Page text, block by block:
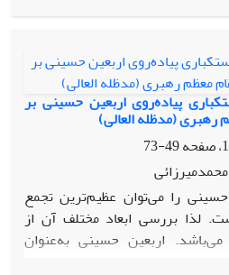
انقلاب اسلامی از یک سو در سطح
غربی را به صورت جدی به چالش
مانند کناره‌گیری از اتحاد
سفارت این کشور در ایران، ایجاد
منطقه غرب آسیا، تضعیف جایگاه و
از جنبش‌های ضد استکباری و به
تأثیر بسزایی در گسترش
به طور خاص بیداری اسلامی- و در
است (نتایج).
پیاده‌روی اربعین حسینی بر
(مدظله العالی)
49-73
حسینی را می‌توان عظیم‌ترین تجمع
لذا بررسی ابعاد مختلف آن از
اربعین حسینی به‌عنوان
سایر مسلمانان جهان دارای ابعاد